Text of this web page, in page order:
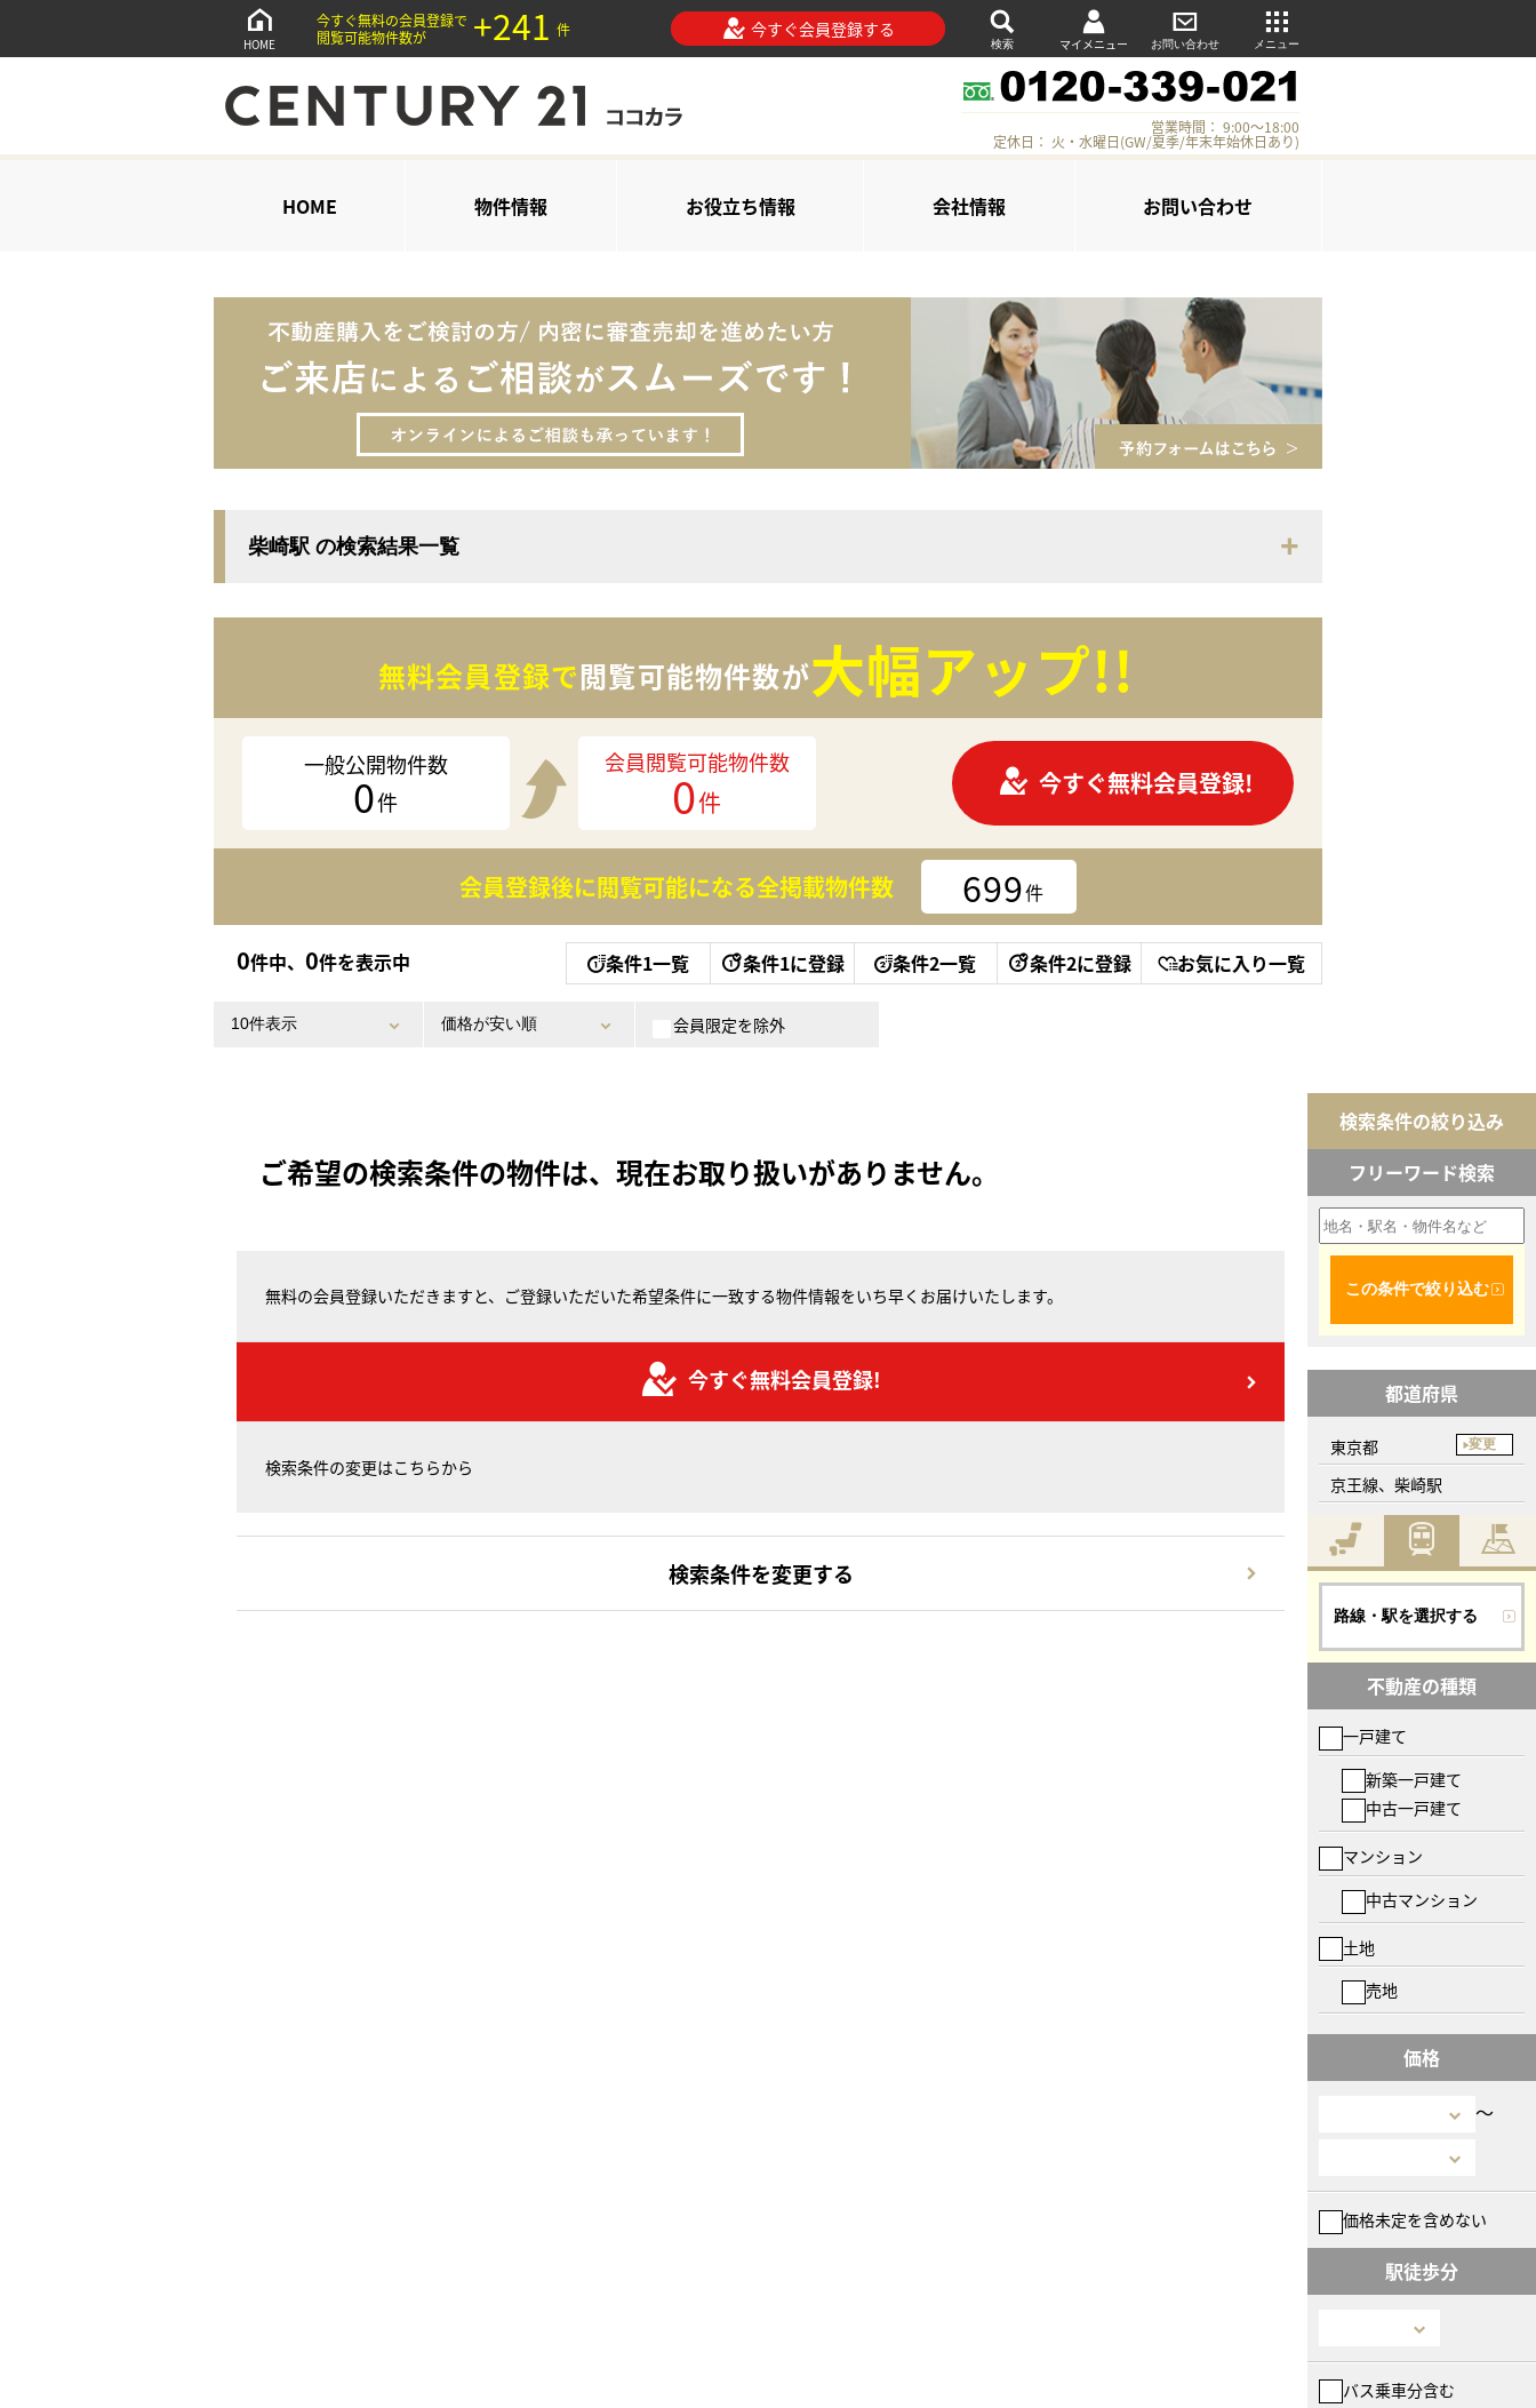
HOME
今すぐ無料の会員登録で
閲覧可能物件数が
+241 件 今すぐ会員登録する
検索 マイメニュー お問い合わせ メニュー
営業時間： 9:00～18:00
定休日： 火・水曜日(GW/夏季/年末年始休日あり)
HOME 物件情報 お役立ち情報 会社情報 お問い合わせ
柴崎駅 の検索結果一覧
無料会員登録で閲覧可能物件数が大幅アップ!!
一般公開物件数
0件
会員閲覧可能物件数
0件
今すぐ無料会員登録!
会員登録後に閲覧可能になる全掲載物件数 699件
0件中、 0件を表示中 条件1一覧 条件1に登録 条件2一覧 条件2に登録 お気に入り一覧
会員限定を除外
ご希望の検索条件の物件は、現在お取り扱いがありません。
無料の会員登録いただきますと、ご登録いただいた希望条件に一致する物件情報をいち早くお届けいたします。
今すぐ無料会員登録!
検索条件の変更はこちらから
検索条件を変更する
検索条件の絞り込み
フリーワード検索
この条件で絞り込む
都道府県
東京都 変更
京王線、柴崎駅
路線・駅を選択する
不動産の種類
一戸建て
新築一戸建て
中古一戸建て
マンション
中古マンション
土地
売地
価格
〜
価格未定を含めない
駅徒歩分
バス乗車分含む